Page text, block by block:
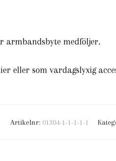
armbandsbyte medföljer.
eller som vardagslyxig
Artikelnr: 01304-1-1-1-1-1